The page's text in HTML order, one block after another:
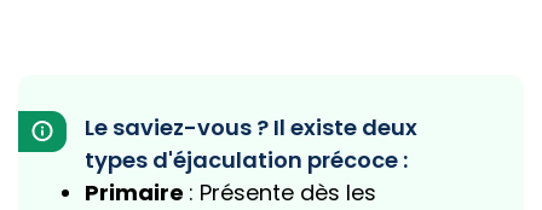
Le saviez-vous ? Il existe deux
types d'éjaculation précoce :
Primaire : Présente dès les